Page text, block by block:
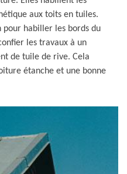
aux toits en tuiles.
pour habiller les bords du
les travaux à un
de tuile de rive. Cela
étanche et une bonne